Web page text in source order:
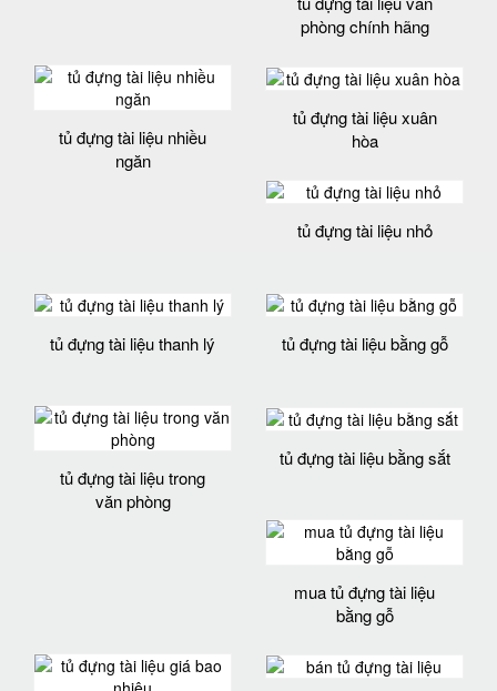
phòng chính hãng
tủ đựng tài liệu nhiều
ngăn
tủ đựng tài liệu xuân
hòa
tủ đựng tài liệu nhỏ
tủ đựng tài liệu thanh lý tủ đựng tài liệu bằng gỗ
tủ đựng tài liệu trong
văn phòng
tủ đựng tài liệu bằng sắt
mua tủ đựng tài liệu
bằng gỗ